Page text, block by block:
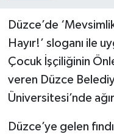
Düzce’de
Hayır!’ sloganı ile
Çocuk İşçiliğinin
veren Düzce
Üniversitesi’nde
Düzce’ye gelen